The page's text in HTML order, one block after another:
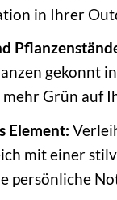
in Ihrer
gekonnt
Grün auf
Element:
mit einer
persönliche